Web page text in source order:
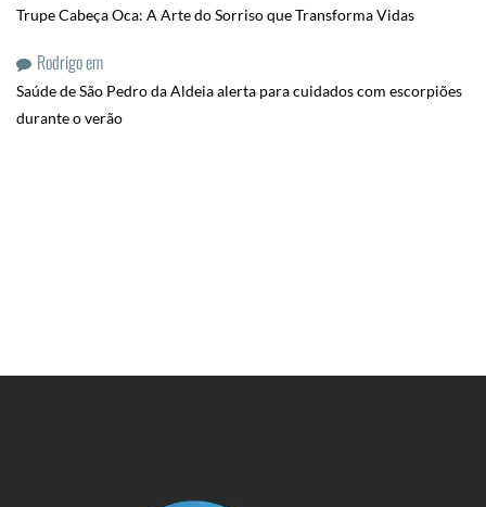
Trupe Cabeça Oca: A Arte do Sorriso que Transforma Vidas
Rodrigoem
Saúde de São Pedro da Aldeia alerta para cuidados com escorpiões
durante o verão